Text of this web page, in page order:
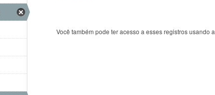
Você também pode ter acesso a esses registros usando a